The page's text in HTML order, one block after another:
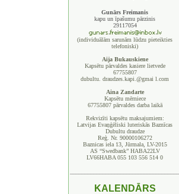
Gunārs Freimanis
kapu un īpašumu pārzinis
29117054
(individuālām sarunām lūdzu pieteikties
telefoniski)
Aija Bukauskiene
Kapsētu pārvaldes kasiere lietvede
67755807
dubultu. draudzes.kapi.@gmai l.com
Aina Zandarte
Kapsētu mērniece
67755807 pārvaldes darba laikā
Rekvizīti kapsētu maksajumiem:
Latvijas Evaņģēliski luteriskās Baznīcas
Dubultu draudze
Reģ. Nr. 90000106272
Baznicas iela 13, Jūrmala, LV-2015
AS “Swedbank” HABA22LV
LV66HABA 055 103 556 514 0
KALENDĀRS